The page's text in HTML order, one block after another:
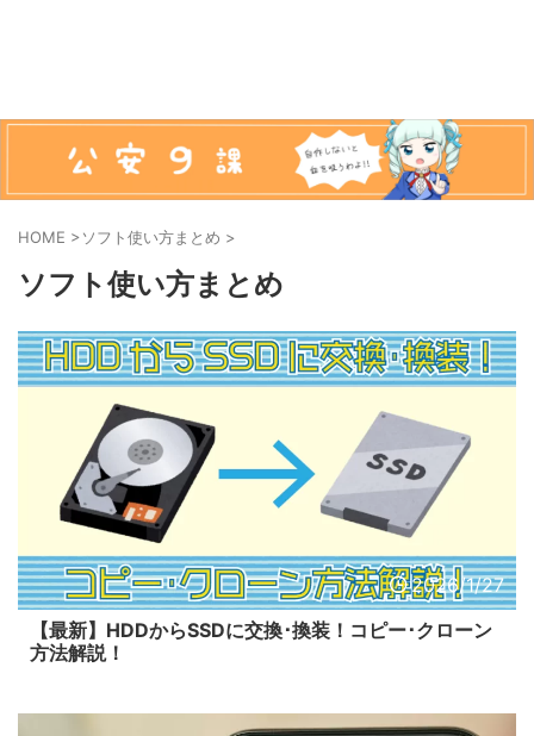
HOME >ソフト使い方まとめ >
ソフト使い方まとめ
2026/1/27
【最新】HDDからSSDに交換･換装！コピー･クローン
方法解説！